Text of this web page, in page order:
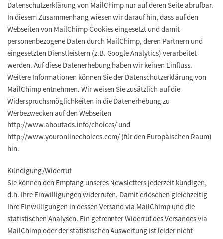
Datenschutzerklärung von MailChimp nur auf deren Seite abrufbar.
In diesem Zusammenhang wiesen wir darauf hin, dass auf den
Webseiten von MailChimp Cookies eingesetzt und damit
personenbezogene Daten durch MailChimp, deren Partnern und
eingesetzten Dienstleistern (z.B. Google Analytics) verarbeitet
werden. Auf diese Datenerhebung haben wir keinen Einfluss.
Weitere Informationen können Sie der Datenschutzerklärung von
MailChimp entnehmen. Wir weisen Sie zusätzlich auf die
Widerspruchsmöglichkeiten in die Datenerhebung zu
Werbezwecken auf den Webseiten
http://www.aboutads.info/choices/ und
http://www.youronlinechoices.com/ (für den Europäischen Raum)
hin.
Kündigung/Widerruf
Sie können den Empfang unseres Newsletters jederzeit kündigen,
d.h. Ihre Einwilligungen widerrufen. Damit erlöschen gleichzeitig
Ihre Einwilligungen in dessen Versand via MailChimp und die
statistischen Analysen. Ein getrennter Widerruf des Versandes via
MailChimp oder der statistischen Auswertung ist leider nicht